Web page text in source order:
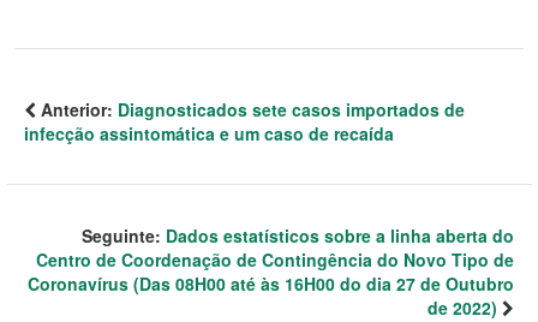
Anterior: Diagnosticados sete casos importados de
infecção assintomática e um caso de recaída
Seguinte: Dados estatísticos sobre a linha aberta do
Centro de Coordenação de Contingência do Novo Tipo de
Coronavírus (Das 08H00 até às 16H00 do dia 27 de Outubro
de 2022)